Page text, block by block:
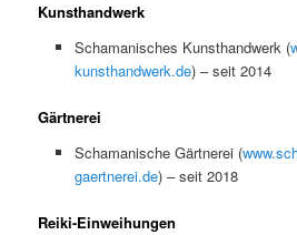
Kunsthandwerk
Schamanisches Kunsthandwerk (
kunsthandwerk.de) – seit 2014
Gärtnerei
Schamanische Gärtnerei (
gaertnerei.de) – seit 2018
Reiki-Einweihungen